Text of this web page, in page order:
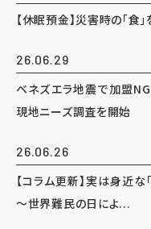
【休眠預金】災害時の「食
26.06.29
ベネズエラ地震で加盟
現地ニーズ調査を開始
26.06.26
【コラム更新】実は身近
～世界難民の日によ...